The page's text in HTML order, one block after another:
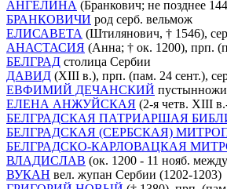
АНГЕЛИНА (Бранкович; не позднее
БРАНКОВИЧИ род серб. вельмож
ЕЛИСАВЕТА (Штилянович, † 1546),
АНАСТАСИЯ (Анна; † ок. 1200), прп.
БЕЛГРАД столица Сербии
ДАВИД (XIII в.), прп. (пам. 24 сент.),
ЕВФИМИЙ ДЕЧАНСКИЙ
ЕЛЕНА АНЖУЙСКАЯ (2-я четв. XIII
БЕЛГРАДСКАЯ ПАТРИАРШАЯ
БЕЛГРАДСКАЯ (СЕРБСКАЯ)
БЕЛГРАДСКО-КАРЛОВАЦКАЯ
ВЛАДИСЛАВ (ок. 1200 - 11 нояб.
ВУКАН вел. жупан Сербии (1202-1203)